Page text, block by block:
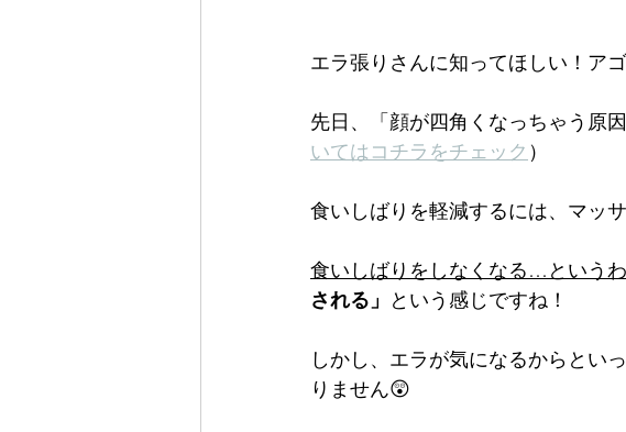
エラ張りさんに知ってほしい！ア
先日、「顔が四角くなっちゃう原
いてはコチラをチェック ）
食いしばりを軽減するには、マッ
食いしばりをしなくなる…という
される」 という感じですね！
しかし、エラが気になるからとい
りません😲